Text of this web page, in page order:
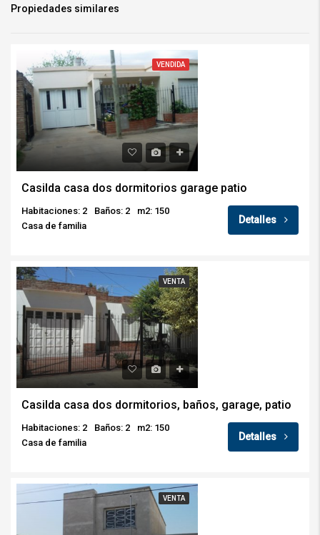
Propiedades similares
VENDIDA
Casilda casa dos dormitorios garage patio
Habitaciones: 2 Baños: 2
m2: 150
Casa de familia
Detalles
VENTA
Casilda casa dos dormitorios, baños, garage, patio
Habitaciones: 2 Baños: 2
m2: 150
Casa de familia
Detalles
VENTA